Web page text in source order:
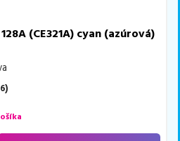
(CE321A) cyan (azúrová)
)